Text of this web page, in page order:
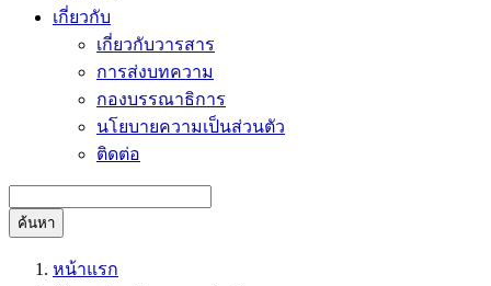
เกี่ยวกับ
เกี่ยวกับวารสาร
การส่งบทความ
กองบรรณาธิการ
นโยบายความเป็นส่วนตัว
ติดต่อ
ค้นหา
หน้าแรก